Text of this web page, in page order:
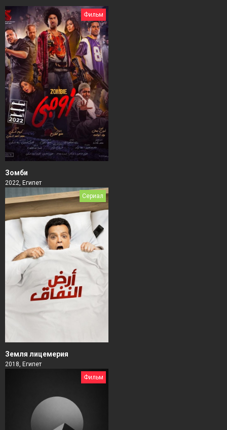
Фильм
Зомби
2022, Египет
Сериал
Земля лицемерия
2018, Египет
Фильм